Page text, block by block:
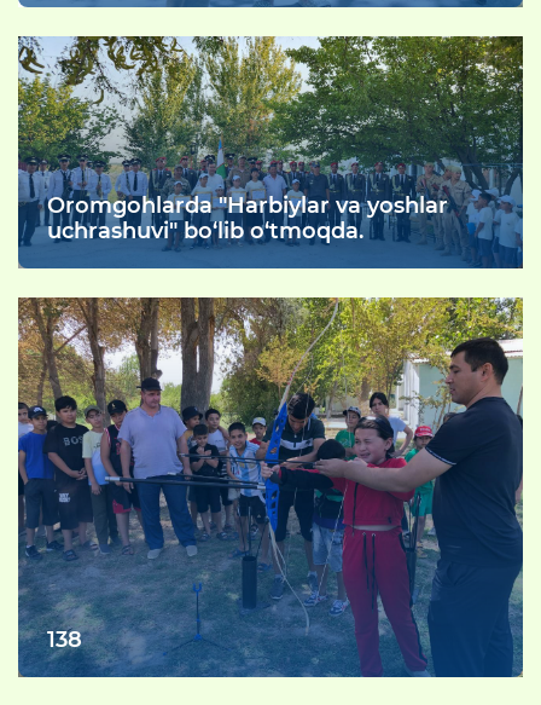
Oromgohlarda "Harbiylar va yoshlar
uchrashuvi" bo‘lib o‘tmoqda.
138